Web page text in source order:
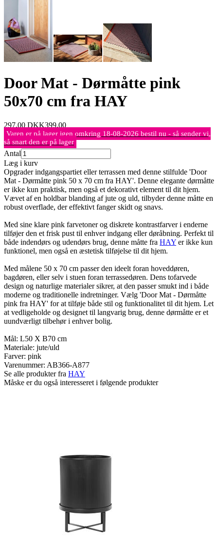
Door Mat - Dørmåtte pink
50x70 cm fra HAY
297,00 DKK399,00
Varen er på lager igen omkring 18-08-2026 bestil nu - så sender vi,
så snart den er på lager
Antal
Læg i kurv
Opgrader indgangspartiet eller terrassen med denne stilfulde 'Door
Mat - Dørmåtte pink 50 x 70 cm fra HAY'. Denne elegante dørmåtte
er ikke kun praktisk, men også et dekorativt element til dit hjem.
Vævet af en holdbar blanding af jute og uld, tilbyder denne måtte en
robust overflade, der effektivt fanger skidt og snavs.
Med sine klare pink farvetoner og diskrete kontrastfarver i enderne
tilføjer den et frisk pust til enhver indgang eller døråbning. Perfekt til
både indendørs og udendørs brug, denne måtte fra HAY er ikke kun
funktionel, men også en æstetisk tilføjelse til dit hjem.
Med målene 50 x 70 cm passer den ideelt foran hoveddøren,
bagdøren, eller selv i stuen foran terrassedøren. Dens tofarvede
design og naturlige materialer sikrer, at den passer smukt ind i både
moderne og traditionelle indretninger. Vælg 'Door Mat - Dørmåtte
pink fra HAY' for at tilføje både stil og funktionalitet til dit hjem. Let
at vedligeholde og designet til langvarig brug, denne dørmåtte er et
uundværligt tilbehør i enhver bolig.
Mål: L50 X B70 cm
Materiale: jute/uld
Farver: pink
Varenummer: AB366-A877
Se alle produkter fra HAY
Måske er du også interesseret i følgende produkter